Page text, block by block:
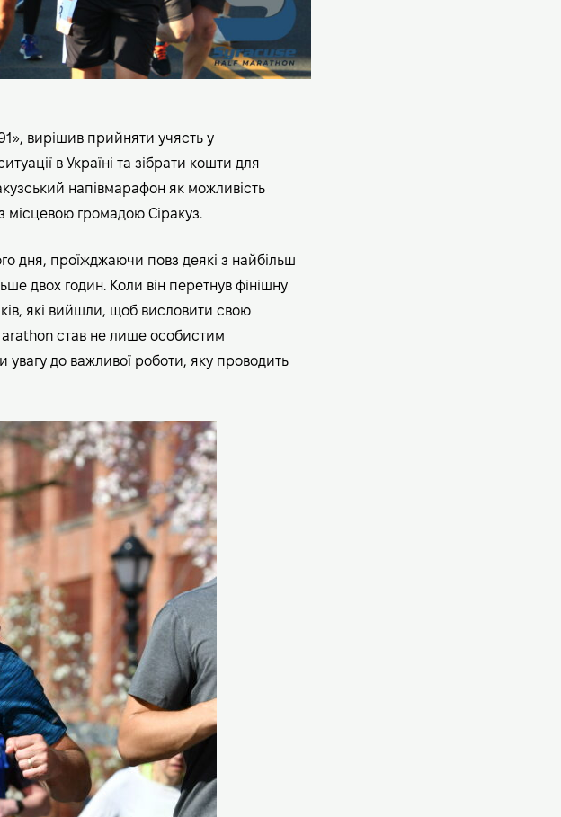
вирішив прийняти учясть у
в Україні та зібрати кошти для
напівмарафон як можливість
місцевою громадою Сіракуз.
дня, проїжджаючи повз деякі з найбільш
двох годин. Коли він перетнув фінішну
які вийшли, щоб висловити свою
став не лише особистим
до важливої роботи, яку проводить